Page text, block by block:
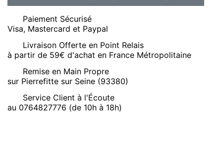
Paiement Sécurisé
Visa, Mastercard et Paypal
Livraison Offerte en Point Relais
à partir de 59€ d'achat en France Métropolitaine
Remise en Main Propre
sur Pierrefitte sur Seine (93380)
Service Client à l'Écoute
au 0764827776 (de 10h à 18h)